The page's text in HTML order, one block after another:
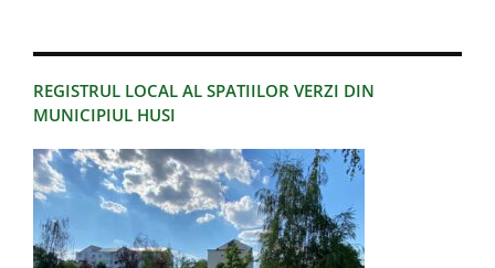
REGISTRUL LOCAL AL SPATIILOR VERZI DIN
MUNICIPIUL HUSI